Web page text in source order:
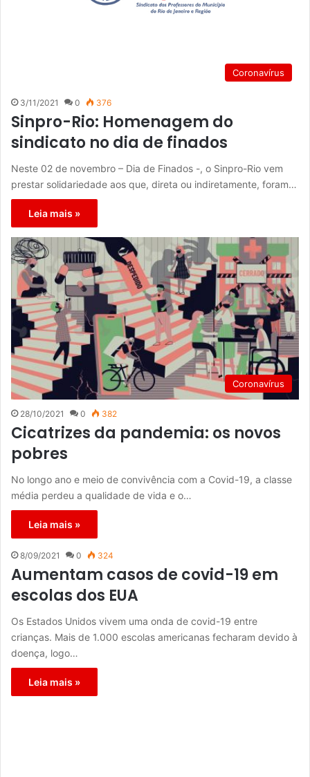
Coronavírus
3/11/2021 0 376
Sinpro-Rio: Homenagem do
sindicato no dia de finados
Neste 02 de novembro – Dia de Finados -, o Sinpro-Rio vem
prestar solidariedade aos que, direta ou indiretamente, foram…
Leia mais »
Coronavírus
28/10/2021 0 382
Cicatrizes da pandemia: os novos
pobres
No longo ano e meio de convivência com a Covid-19, a classe
média perdeu a qualidade de vida e o…
Leia mais »
8/09/2021 0 324
Aumentam casos de covid-19 em
escolas dos EUA
Os Estados Unidos vivem uma onda de covid-19 entre
crianças. Mais de 1.000 escolas americanas fecharam devido à
doença, logo…
Leia mais »